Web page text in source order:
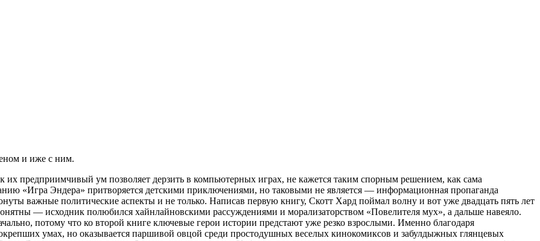
и иже с ним.
их предприимчивый ум позволяет дерзить в компьютерных играх, не кажется таким спорным решением, как сама
«Игра Эндера» притворяется детскими приключениями, но таковыми не является — информационная пропаганда
важные политические аспекты и не только. Написав первую книгу, Скотт Хард поймал волну и вот уже двадцать пять лет
— исходник полюбился хайнлайновскими рассуждениями и морализаторством «Повелителя мух», а дальше навеяло.
потому что ко второй книге ключевые герои истории предстают уже резко взрослыми. Именно благодаря
умах, но оказывается паршивой овцой среди простодушных веселых кинокомиксов и забулдыжных глянцевых